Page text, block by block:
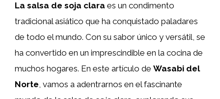
La salsa de soja clara es un condimento
tradicional asiático que ha conquistado paladares
de todo el mundo. Con su sabor único y versátil, se
ha convertido en un imprescindible en la cocina de
muchos hogares. En este artículo de Wasabi del
Norte, vamos a adentrarnos en el fascinante